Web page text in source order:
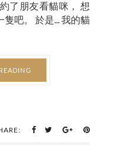
了朋友看貓咪， 想
吧。 於是... 我的貓